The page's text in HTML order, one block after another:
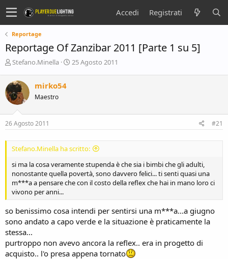
Accedi Registrati
Reportage
Reportage Of Zanzibar 2011 [Parte 1 su 5]
C
e
a
t
o
r
e
s
c
u
s
s
o
e
Stefano.Minella
D
i
i
o
25 Agosto 2011
mirko54
Maestro
26 Agosto 2011 #21
Stefano.Minella ha scritto:
si ma la cosa veramente stupenda è che sia i bimbi che gli adulti,
nonostante quella povertà, sono davvero felici... ti senti quasi una
m***a a pensare che con il costo della reflex che hai in mano loro ci
vivono per anni...
so benissimo cosa intendi per sentirsi una m***a...a giugno
sono andato a capo verde e la situazione è praticamente la
stessa...
purtroppo non avevo ancora la reflex.. era in progetto di
acquisto.. l'o presa appena tornato